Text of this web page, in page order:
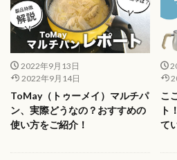
2022年9月13日
2022年9月14日
ToMay（トゥーメイ）マルチパ
ン、実際どうなの？おすすめの
使い方をご紹介！
こ
ト
て